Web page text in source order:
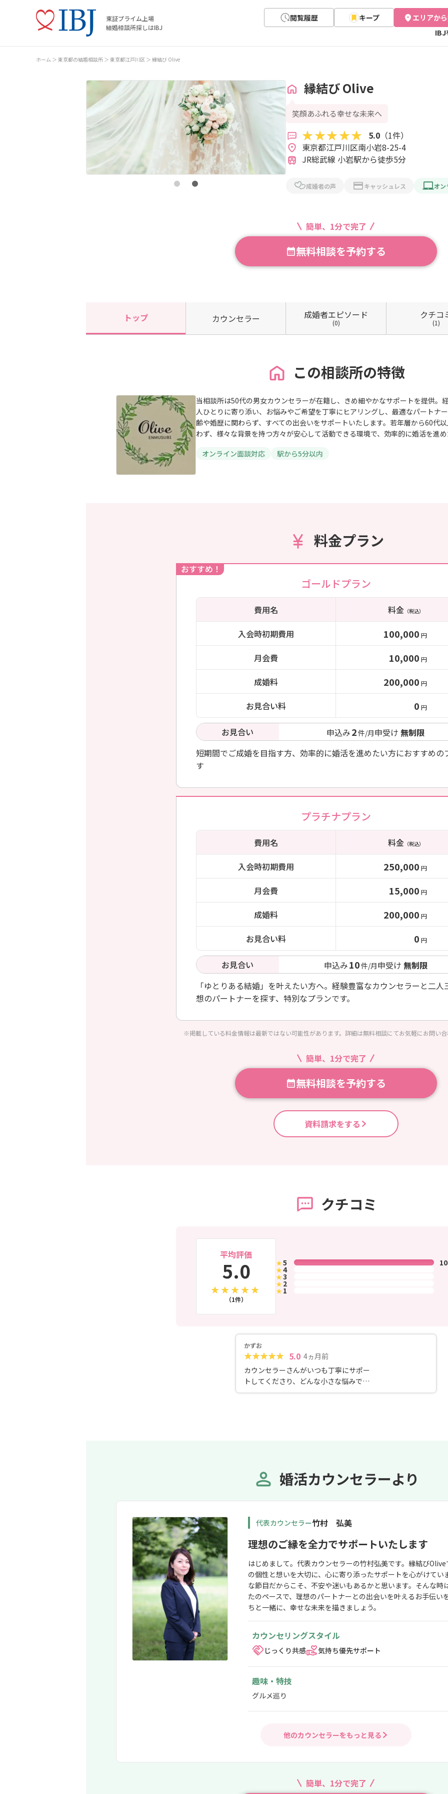
東証プライム上場
結婚相談所探しはIBJ
閲覧履歴 キープ
エリアか
IBJ
ホーム 東京都の結婚相談所 東京都江戸川区 縁結び Оlive
縁結び Оlive
笑顔あふれる幸せな未来へ
5.0（1件）
JR総武線 小岩駅から徒歩5分
成婚者の声 キャッシュレス オン
簡単、1分で完了
無料相談を予約する
トップ カウンセラー 成婚者エピソード
(0)
クチコ
(1)
この相談所の特徴
当相談所は50代の男女カウンセラーが在籍し、きめ細やかなサポートを提供。
人ひとりに寄り添い、お悩みやご希望を丁寧にヒアリングし、最適なパートナ
齢や婚歴に関わらず、すべての出会いをサポートいたします。若年層から60代
わず、様々な背景を持つ方々が安心して活動できる環境で、効率的に婚活を進
オンライン面談対応
駅から5分以内
料金プラン
おすすめ！
ゴールドプラン
費用名 料金（税込）
入会時初期費用 100,000 円
月会費 10,000 円
成婚料 200,000 円
お見合い料 0 円
お見合い 申込み2件/月申受け 無制限
短期間でご成婚を目指す方、効率的に婚活を進めたい方におすすめの
す
プラチナプラン
費用名 料金（税込）
入会時初期費用 250,000 円
月会費 15,000 円
成婚料 200,000 円
お見合い料 0 円
お見合い 申込み10件/月申受け 無制限
「ゆとりある結婚」を叶えたい方へ。経験豊富なカウンセラーと二人
想のパートナーを探す、特別なプランです。
※掲載している料金情報は最新ではない可能性があります。詳細は無料相談にてお気軽にお問い
簡単、1分で完了
無料相談を予約する
資料請求をする
クチコミ
平均評価
5.0
（1件）
★5
★4
★3
★2
★1
かずお
5.0 4ヵ月前
カウンセラーさんがいつも丁寧にサポー
トしてくださり、どんな小さな悩みでも
気軽に相談できました。婚活中に不安に
婚活カウンセラーより
代表カウンセラー竹村 弘美
理想のご縁を全力でサポートいたします
はじめまして。代表カウンセラーの竹村弘美です。縁結び
の個性と想いを大切に、心に寄り添ったサポートを心がけてい
な節目だからこそ、不安や迷いもあるかと思います。そんな時
たのペースで、理想のパートナーとの出会いを叶えるお手伝い
ちと一緒に、幸せな未来を描きましょう。
カウンセリングスタイル
じっくり共感 気持ち優先サポート
趣味・特技
グルメ巡り
他のカウンセラーをもっと見る
簡単、1分で完了